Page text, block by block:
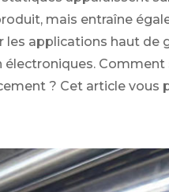
mais entraîne
applications haut de
? Cet article vous